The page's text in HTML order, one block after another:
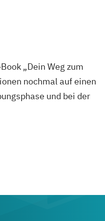
„Dein Weg zum
nochmal auf einen
und bei der